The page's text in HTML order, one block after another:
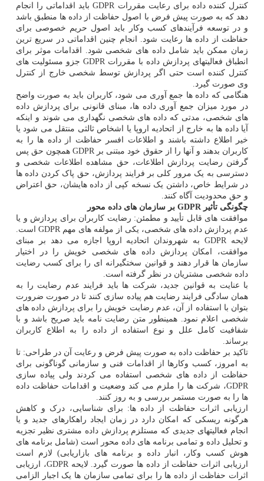
کنترل کننده داده برای رعایت مقررات GDPR باید اقداماتی را انجام
دهد که به صورت پیش فرض با اصول حفاظت از داده ها منطبق باشد
و در توسعه فرآیندهای کسب وکار باید اصول حریم خصوصی برای
حفاظت از داده ها رعایت شود. انجام چنین اقداماتی در سریع ترین
زمان ممکن باید شامل داده های شخصی شود. اقدامات موثر برای
انطباق فعالیتهای پردازش داده با مقررات GDPR جزو مسئولیت های
کنترل کننده است حتی اگر پردازش توسط شخصی خارج از کنترل
وی صورت گیرد.
هنگامی که داده ها جمع آوری می شود، کاربران باید به صورت واضح
در مورد میزان جمع آوری داده ها، مبنای قانونی برای پردازش داده
های شخصی، مدتی که داده های شخصی نگهداری می شوند و اینکه
آیا داده ها به خارج از اتحادیه اروپا یا اشخاص ثالثی منتقل می شود یا
خیر اطلاع داشته باشند و اطلاعات افسر حفاظت از داده ها را به
کاربران بدهند و آنها را از حقوق خود مبتنی بر GDPR همچون حق پس
گرفتن رضایت پردازش اطلاعات، حق مشاهده اطلاعات شخصی و
دسترسی به یک مرور کلی بر فرایند پردازش، حق پاک کردن داده ها
در شرایط خاص، داشتن یک نسخه کپی از داده هایشان، حق اعتراض
و حق محدودیت آگاه کنند.
چگونگی تأثیر GDPR بر سازمان های داده محور
موافقت های قابل تأیید و مطمئن: رضایت کاربران برای پردازش و یا
عدم پردازش داده های شخصی، یکی از مولفه های مهم GDPR است.
لایحه GDPR به شهروندان اتحادیه اروپا اجازه می دهد بر مبنای
موافقت، امکان پردازش داده های شخصی خویش را در اختیار
سازمان ها قرار دهند و قوانین سختگیرانه ای را برای کسب رضایت
داده شخصی مشتریان در نظر گرفته است.
با عنایت به قوانین جدید، شرکت ها باید فرایند عدم رضایت را به
همان سادگی فرایند رضایت هم پیاده سازی کنند تا در صورت ضرورت
بتوان با استفاده از آن، عدم رضایت خویش را برای پردازش داده های
شخصی اعلام نمود. همینطور متن رضایت نامه باید صریح باشد و با
شفافیت کامل علل و نوع استفاده از داده را به اطلاع کاربران
برساند.
تاکید بر حفاظت داده به صورت پیش فرض و رعایت آن در طراحی: تا
به امروز، کسب وکارها از اقدامات فنی و سازمانی گوناگونی برای
حفاظت از داده های شخصی استفاده می کردند ولی پیاده سازی
GDPR، شرکت ها را ملزم می کند وضعیت و اقدامات حفاظت داده
ها را به صورت مستمر بررسی و به روز کنند.
ارزیابی اثرات حفاظت از داده ها: برای شناسایی، درک و کاهش
هرگونه ریسکی که امکان دارد در زمان ایجاد راهکارهای جدید و یا
انجام فعالیتهای جدیدی که مستلزم پردازش داده مشتری نظیر تجزیه
و تحلیل داده و تمامی برنامه های داده محور است (شامل برنامه های
هوش کسب وکار، انبار داده و برنامه های بازاریابی) لازم است
ارزیابی اثرات حفاظت از داده ها صورت گیرد. لایحه GDPR، ارزیابی
اثرات حفاظت از داده ها را برای تمامی سازمان ها یک اجبار الزامی